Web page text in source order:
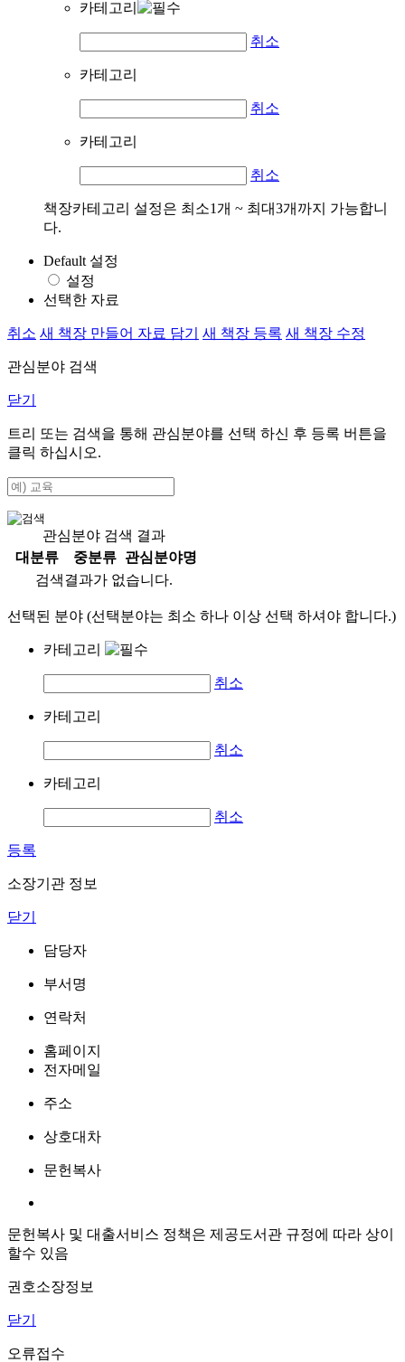
카테고리
취소
카테고리
취소
카테고리
취소
책장카테고리 설정은 최소1개 ~ 최대3개까지 가능합니
다.
Default 설정
설정
선택한 자료
취소 새 책장 만들어 자료 담기 새 책장 등록 새 책장 수정
관심분야 검색
닫기
트리 또는 검색을 통해 관심분야를 선택 하신 후 등록 버튼을
클릭 하십시오.
관심분야 검색 결과
대분류
중분류
관심분야명
검색결과가 없습니다.
선택된 분야 (선택분야는 최소 하나 이상 선택 하셔야 합니다.)
카테고리
취소
카테고리
취소
카테고리
취소
등록
소장기관 정보
닫기
담당자
부서명
연락처
홈페이지
전자메일
주소
상호대차
문헌복사
문헌복사 및 대출서비스 정책은 제공도서관 규정에 따라 상이
할수 있음
권호소장정보
닫기
오류접수